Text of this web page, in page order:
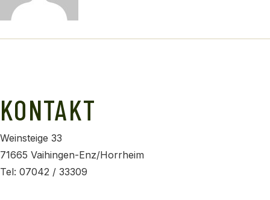
KONTAKT
Weinsteige 33
71665 Vaihingen-Enz/Horrheim
Tel: 07042 / 33309